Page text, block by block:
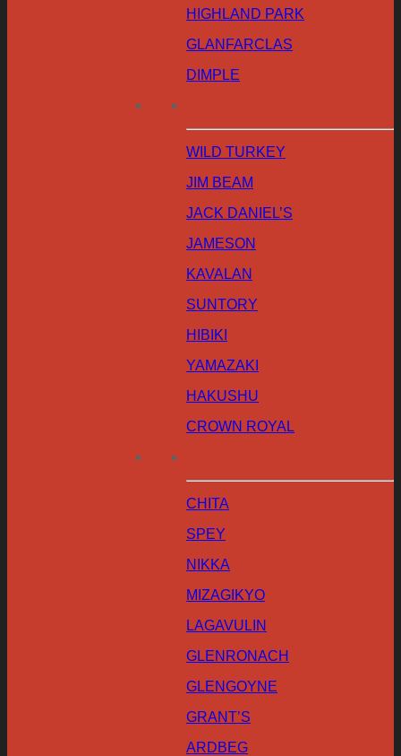
HIGHLAND PARK
GLANFARCLAS
DIMPLE
WILD TURKEY
JIM BEAM
JACK DANIEL’S
JAMESON
KAVALAN
SUNTORY
HIBIKI
YAMAZAKI
HAKUSHU
CROWN ROYAL
CHITA
SPEY
NIKKA
MIZAGIKYO
LAGAVULIN
GLENRONACH
GLENGOYNE
GRANT’S
ARDBEG